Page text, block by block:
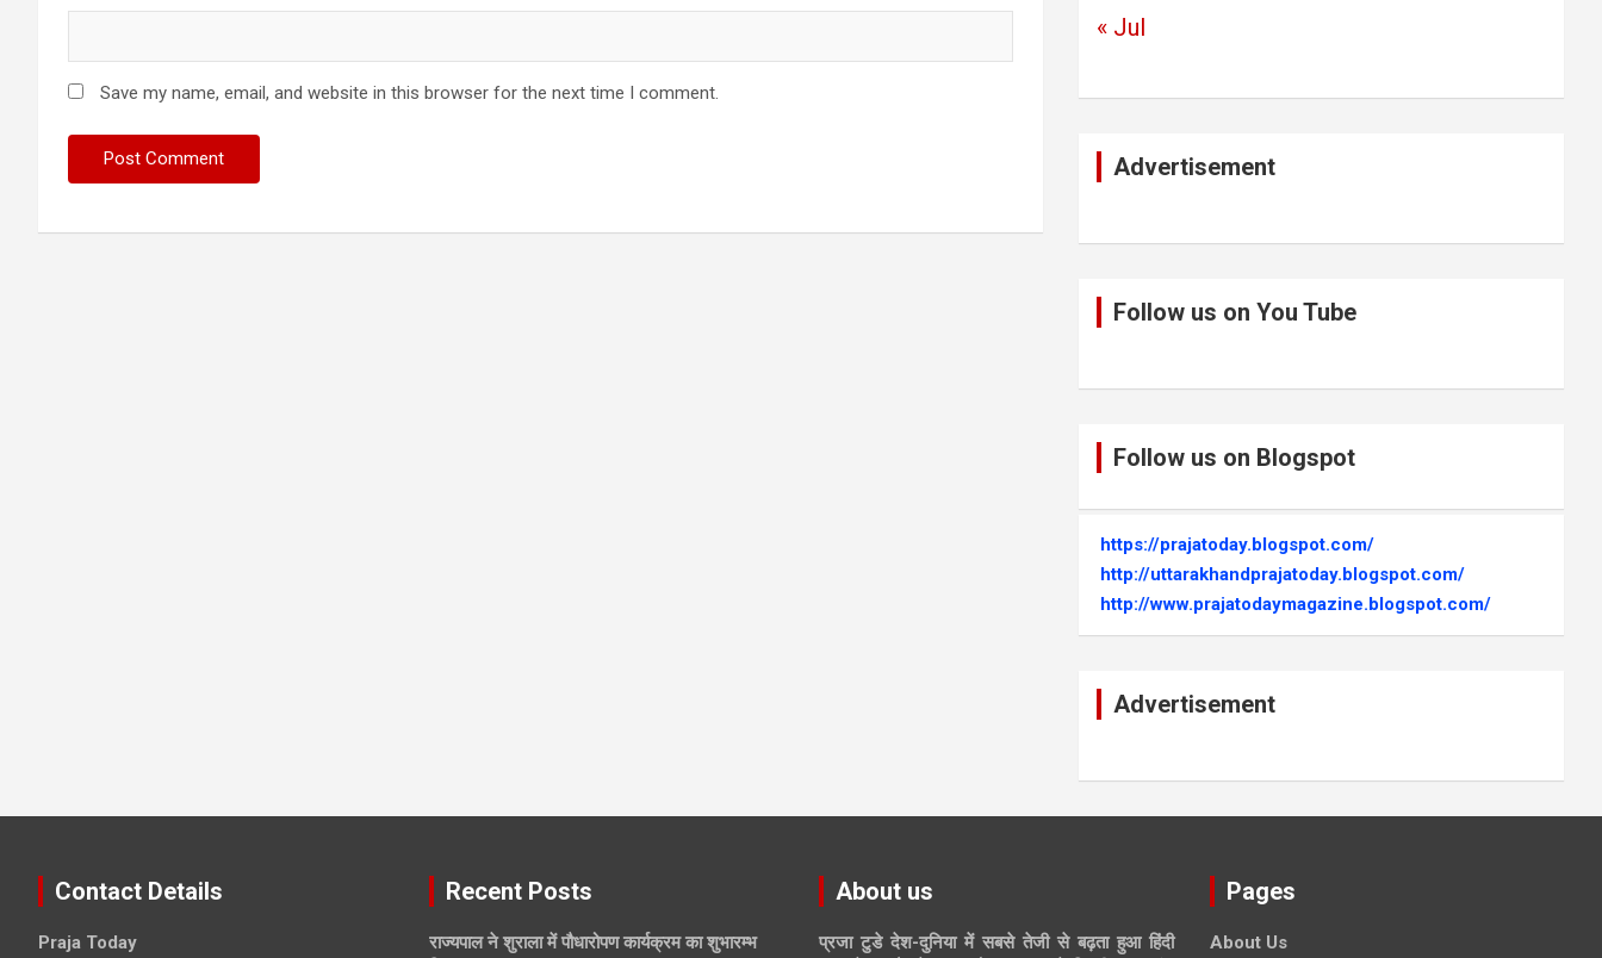
Save my name, email, and website in this browser for the next time I comment.
« Jul
Advertisement
Follow us on You Tube
Follow us on Blogspot
https://prajatoday.blogspot.com/
http://uttarakhandprajatoday.blogspot.com/
http://www.prajatodaymagazine.blogspot.com/
Advertisement
Contact Details
Praja Today
Recent Posts
राज्यपाल ने शुराला में पौधारोपण कार्यक्रम का शुभारम्भ
About us
प्रजा टुडे देश-दुनिया में सबसे तेजी से बढ़ता हुआ हिंदी
Pages
About Us